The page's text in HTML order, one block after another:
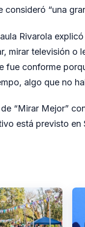
consideró “una
Rivarola
mirar televisión o
fue conforme
algo que no
“Mirar Mejor”
está previsto en